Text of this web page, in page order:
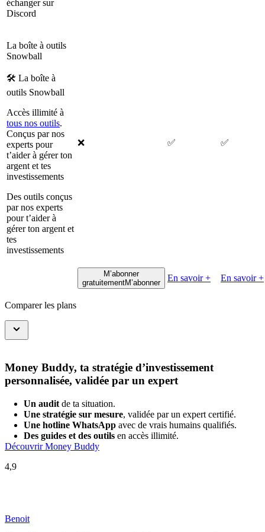
échanger sur
Discord
La boîte à outils
Snowball
🛠 La boîte à
outils Snowball
Accès illimité à
tous nos outils.
Conçus par nos
experts pour
t’aider à gérer ton
argent et tes
investissements
Des outils conçus
par nos experts
pour t’aider à
gérer ton argent et
tes
investissements
❌ ✅ ✅
M’abonner
gratuitementM’abonner En savoir + En savoir +
Comparer les plans
Money Buddy, ta stratégie d’investissement
personnalisée, validée par un expert
Un audit de ta situation.
Une stratégie sur mesure, validée par un expert certifié.
Une hotline WhatsApp avec de vrais humains qualifiés.
Des guides et des outils en accès illimité.
Découvrir Money Buddy
4,9
Benoit